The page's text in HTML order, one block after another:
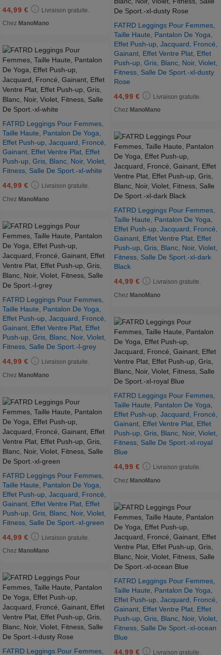
44,99 €
Livraison gratuite.
Chez ManoMano
FATRD Leggings Pour Femmes,
Taille Haute, Pantalon De Yoga,
Effet Push-up, Jacquard, Froncé,
Gainant, Effet Ventre Plat, Effet
Push-up, Gris, Blanc, Noir, Violet,
Fitness, Salle De Sport.-xl-white
44,99 €
Livraison gratuite.
Chez ManoMano
FATRD Leggings Pour Femmes,
Taille Haute, Pantalon De Yoga,
Effet Push-up, Jacquard, Froncé,
Gainant, Effet Ventre Plat, Effet
Push-up, Gris, Blanc, Noir, Violet,
Fitness, Salle De Sport.-l-grey
44,99 €
Livraison gratuite.
Chez ManoMano
FATRD Leggings Pour Femmes,
Taille Haute, Pantalon De Yoga,
Effet Push-up, Jacquard, Froncé,
Gainant, Effet Ventre Plat, Effet
Push-up, Gris, Blanc, Noir, Violet,
Fitness, Salle De Sport.-xl-green
44,99 €
Livraison gratuite.
Chez ManoMano
FATRD Leggings Pour Femmes,
FATRD Leggings Pour Femmes,
Taille Haute, Pantalon De Yoga,
Effet Push-up, Jacquard, Froncé,
Gainant, Effet Ventre Plat, Effet
Push-up, Gris, Blanc, Noir, Violet,
Fitness, Salle De Sport.-xl-dusty
Rose
44,99 €
Livraison gratuite.
Chez ManoMano
FATRD Leggings Pour Femmes,
Taille Haute, Pantalon De Yoga,
Effet Push-up, Jacquard, Froncé,
Gainant, Effet Ventre Plat, Effet
Push-up, Gris, Blanc, Noir, Violet,
Fitness, Salle De Sport.-xl-dark
Black
44,99 €
Livraison gratuite.
Chez ManoMano
FATRD Leggings Pour Femmes,
Taille Haute, Pantalon De Yoga,
Effet Push-up, Jacquard, Froncé,
Gainant, Effet Ventre Plat, Effet
Push-up, Gris, Blanc, Noir, Violet,
Fitness, Salle De Sport.-xl-royal
Blue
44,99 €
Livraison gratuite.
Chez ManoMano
FATRD Leggings Pour Femmes,
Taille Haute, Pantalon De Yoga,
Effet Push-up, Jacquard, Froncé,
Gainant, Effet Ventre Plat, Effet
Push-up, Gris, Blanc, Noir, Violet,
Fitness, Salle De Sport.-xl-ocean
Blue
44,99 €
Livraison gratuite.